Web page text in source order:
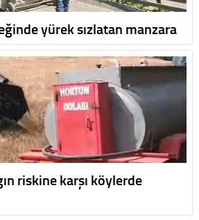
yürek sızlatan manzara
riskine karşı köylerde